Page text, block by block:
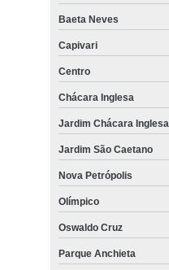
Baeta Neves
Capivari
Centro
Chácara Inglesa
Jardim Chácara Inglesa
Jardim São Caetano
Nova Petrópolis
Olímpico
Oswaldo Cruz
Parque Anchieta